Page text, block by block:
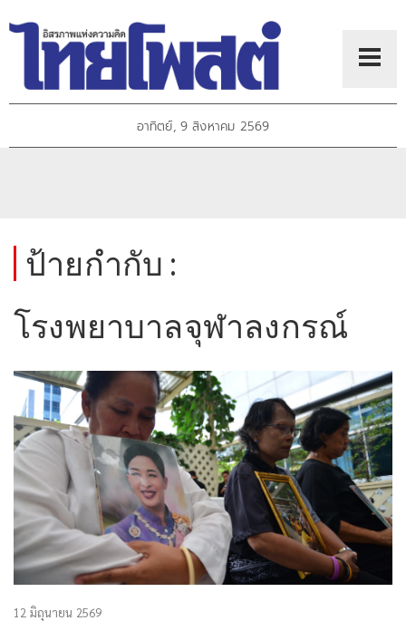
อาทิตย์, 9 สิงหาคม 2569
ป้ายกำกับ :
โรงพยาบาลจุฬาลงกรณ์
12 มิถุนายน 2569